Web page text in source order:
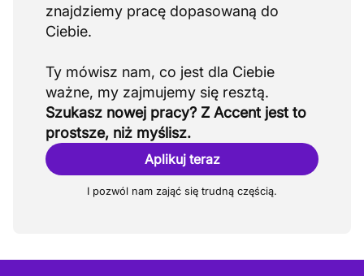
znajdziemy pracę dopasowaną do
Ciebie.
Ty mówisz nam, co jest dla Ciebie
Szukasz nowej pracy? Z Accent jest to
prostsze, niż myślisz.
Aplikuj teraz
I pozwól nam zająć się trudną częścią.